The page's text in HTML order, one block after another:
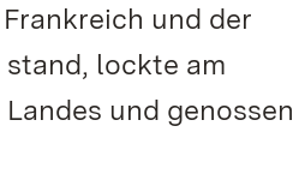
und der
lockte am
und genossen